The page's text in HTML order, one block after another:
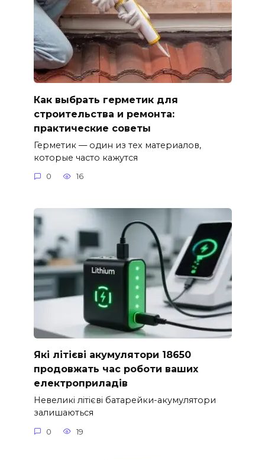
Как выбрать герметик для
строительства и ремонта:
практические советы
Герметик — один из тех материалов,
которые часто кажутся
0 16
Які літієві акумулятори 18650
продовжать час роботи ваших
електроприладів
Невеликі літієві батарейки-акумулятори
залишаються
0 19